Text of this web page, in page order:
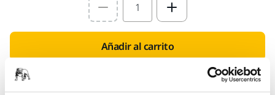
Select quantity value
Añadir al carrito